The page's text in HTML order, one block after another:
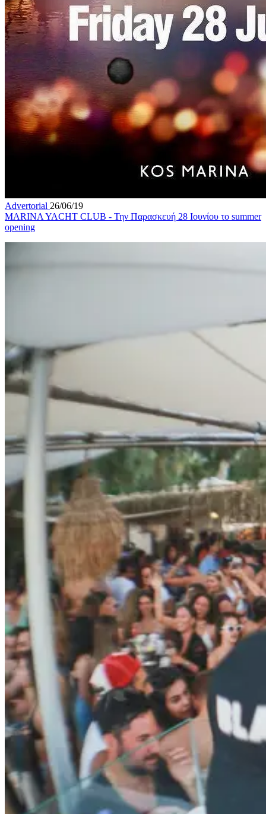
Advertorial 26/06/19
MARINA YACHT CLUB - Την Παρασκευή 28 Ιουνίου το summer
opening